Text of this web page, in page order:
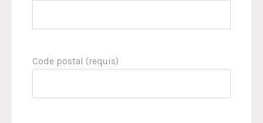
Code postal (requis)